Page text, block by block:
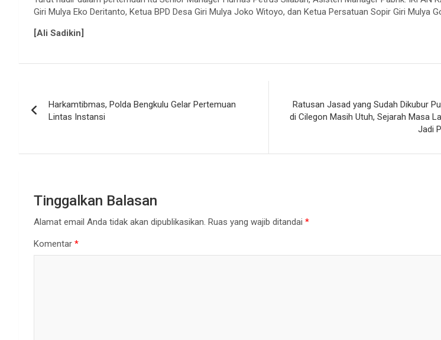
Giri Mulya Eko Deritanto, Ketua BPD Desa Giri Mulya Joko Witoyo, dan Ketua Persatuan Sopir Giri Mulya
[Ali Sadikin]
pos
Harkamtibmas, Polda Bengkulu Gelar Pertemuan
Lintas Instansi
Ratusan Jasad yang Sudah Dikubur
di Cilegon Masih Utuh, Sejarah Masa
Jadi
Tinggalkan Balasan
Alamat email Anda tidak akan dipublikasikan. Ruas yang wajib ditandai *
Komentar *